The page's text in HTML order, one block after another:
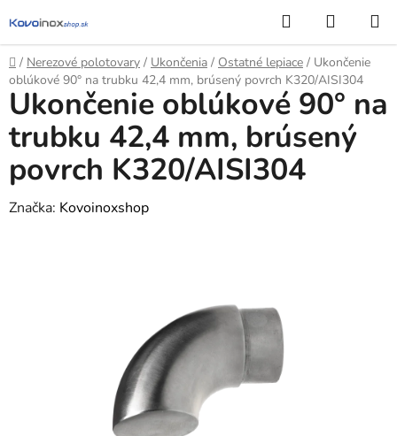
na
obsah
Hľadať
KOŠÍK
Domov
/ Nerezové polotovary / Ukončenia / Ostatné lepiace / Ukončenie
oblúkové 90° na trubku 42,4 mm, brúsený povrch K320/AISI304
Ukončenie oblúkové 90° na
trubku 42,4 mm, brúsený
povrch K320/AISI304
Značka: Kovoinoxshop